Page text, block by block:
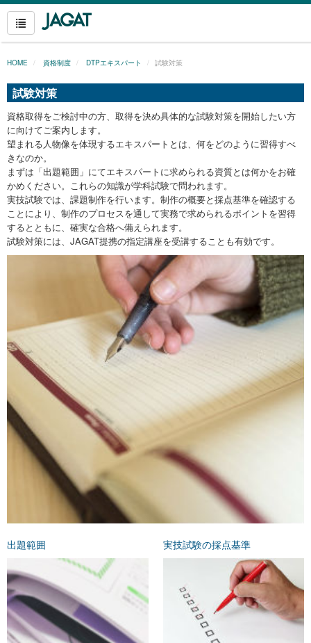
HOME 資格制度 DTPエキスパート 試験対策
試験対策
資格取得をご検討中の方、取得を決め具体的な試験対策を開始したい方
に向けてご案内します。
望まれる人物像を体現するエキスパートとは、何をどのように習得すべ
きなのか。
まずは「出題範囲」にてエキスパートに求められる資質とは何かをお確
かめください。これらの知識が学科試験で問われます。
実技試験では、課題制作を行います。制作の概要と採点基準を確認する
ことにより、制作のプロセスを通して実務で求められるポイントを習得
するとともに、確実な合格へ備えられます。
試験対策には、JAGAT提携の指定講座を受講することも有効です。
出題範囲 実技試験の採点基準